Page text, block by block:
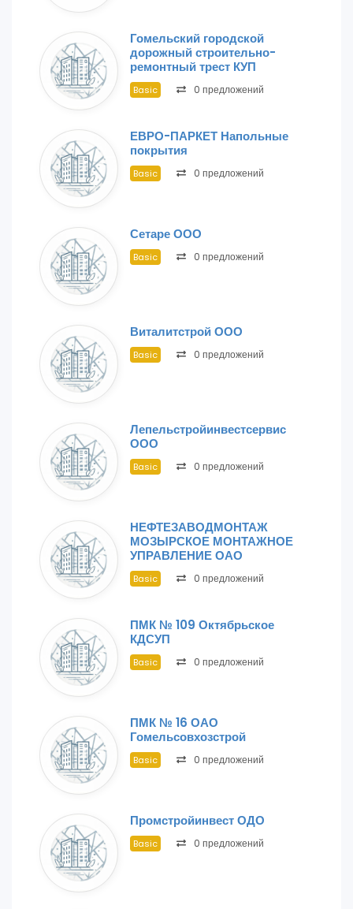
Гомельский городской
дорожный строительно-
ремонтный трест КУП
Basic 0 предложений
ЕВРО-ПАРКЕТ Напольные
покрытия
Basic 0 предложений
Сетаре ООО
Basic 0 предложений
Виталитстрой ООО
Basic 0 предложений
Лепельстройинвестсервис
ООО
Basic 0 предложений
НЕФТЕЗАВОДМОНТАЖ
МОЗЫРСКОЕ МОНТАЖНОЕ
УПРАВЛЕНИЕ ОАО
Basic 0 предложений
ПМК № 109 Октябрьское
КДСУП
Basic 0 предложений
ПМК № 16 ОАО
Гомельсовхозстрой
Basic 0 предложений
Промстройинвест ОДО
Basic 0 предложений